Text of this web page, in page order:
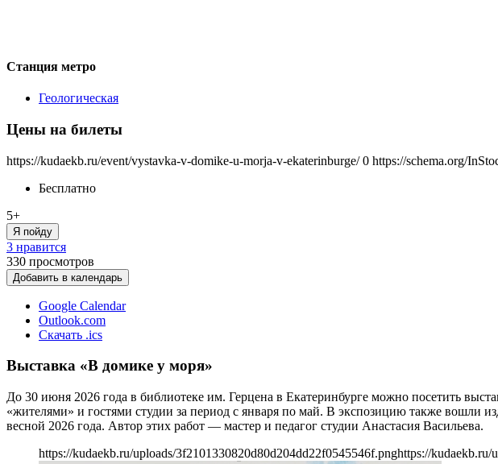
Станция метро
Геологическая
Цены на билеты
https://kudaekb.ru/event/vystavka-v-domike-u-morja-v-ekaterinburge/ 0 https://schema.org/
Бесплатно
5+
Я пойду
3 нравится
330 просмотров
Добавить в календарь
Google Calendar
Outlook.com
Скачать .ics
Выставка «В домике у моря»
До 30 июня 2026 года в библиотеке им. Герцена в Екатеринбурге можно посетить
«жителями» и гостями студии за период с января по май. В экспозицию также вошли
весной 2026 года. Автор этих работ — мастер и педагог студии Анастасия Васильева.
https://kudaekb.ru/uploads/3f2101330820d80d204dd22f0545546f.pnghttps://kudaekb.ru/